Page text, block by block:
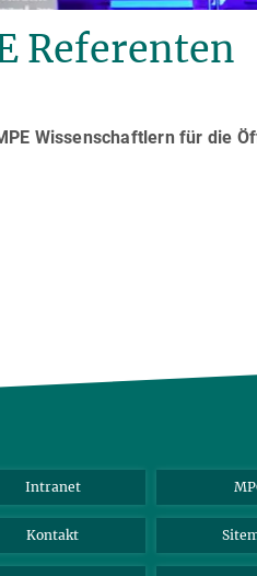
Referenten
Wissenschaftlern für die
Intranet
Kontakt